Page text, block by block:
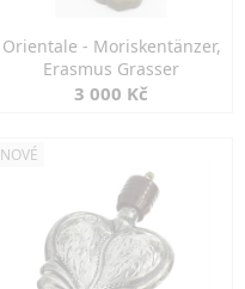
Orientale - Moriskentänzer,
Erasmus Grasser
3 000 Kč
NOVÉ